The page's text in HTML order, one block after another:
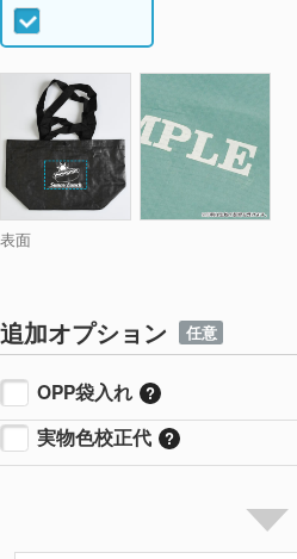
表面
追加オプション 任意
OPP袋入れ
実物色校正代